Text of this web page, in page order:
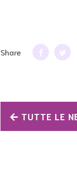
Share
TUTTE LE